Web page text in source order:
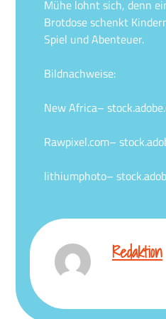
Mühe lohnt sich, denn
Brotdose schenkt
Spiel und Abenteuer.
Bildnachweise:
New Africa–
Rawpixel.com–
lithiumphoto–
Redaktion